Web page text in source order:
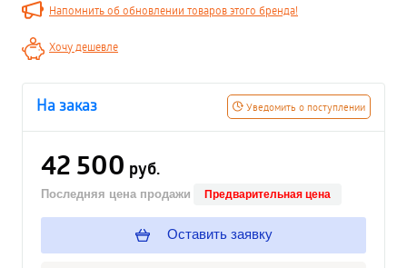
Напомнить об обновлении товаров этого бренда!
Хочу дешевле
Уведомить о поступлении
На заказ
42 500 руб.
Последняя цена продажи Предварительная цена
Оставить заявку